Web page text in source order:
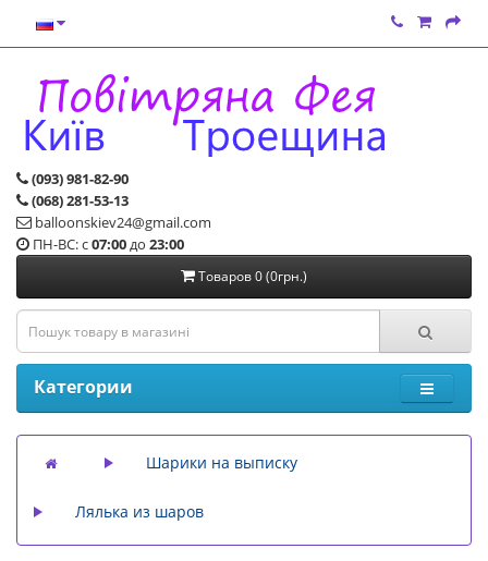
(093) 981-82-90
(068) 281-53-13
balloonskiev24@gmail.com
ПН-ВС: с07:00до 23:00
Товаров 0 (0грн.)
Категории
Шарики на выписку
Лялька из шаров